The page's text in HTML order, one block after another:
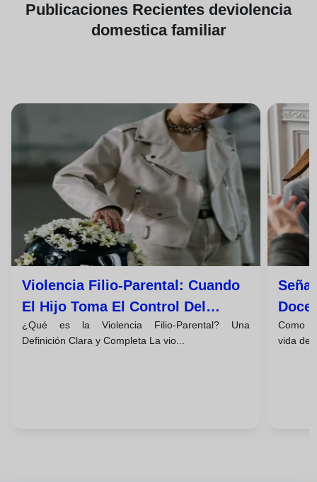
Publicaciones Recientes deviolencia
domestica familiar
Violencia Filio-Parental: Cuando
El Hijo Toma El Control Del
Hogar
¿Qué es la Violencia Filio-Parental? Una
Definición Clara y Completa La vio...
Como
vida de